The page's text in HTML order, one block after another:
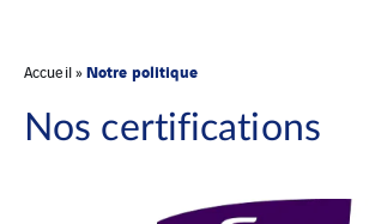
Accueil»Notre politique
Nos certifications